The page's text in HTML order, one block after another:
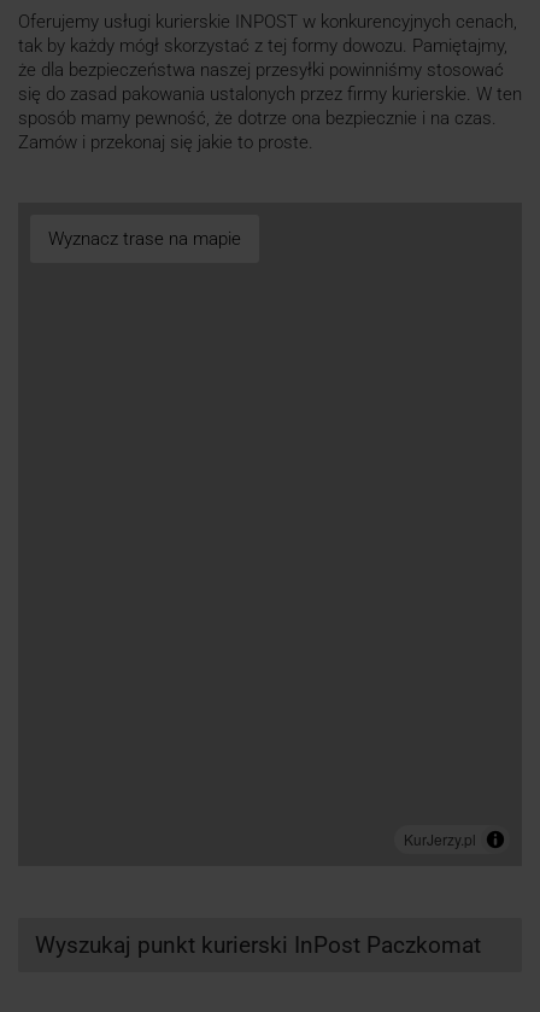
Oferujemy usługi kurierskie INPOST w konkurencyjnych cenach,
tak by każdy mógł skorzystać z tej formy dowozu. Pamiętajmy,
że dla bezpieczeństwa naszej przesyłki powinniśmy stosować
się do zasad pakowania ustalonych przez firmy kurierskie. W ten
sposób mamy pewność, że dotrze ona bezpiecznie i na czas.
Zamów i przekonaj się jakie to proste.
Wyznacz trase na mapie
Wyszukaj punkt kurierski InPost Paczkomat